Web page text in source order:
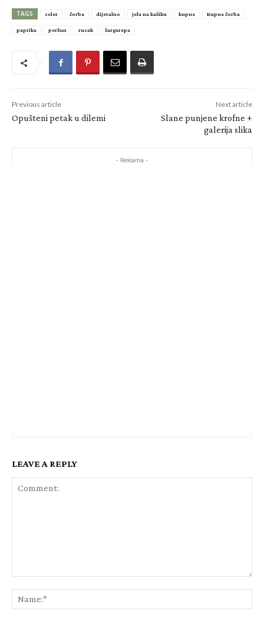
TAGS celer čorba dijetalno jela na kašiku kupus Kupus čorba
paprika peršun rucak šargarepa
Previous article
Opušteni petak u dilemi
Next article
Slane punjene krofne +
galerija slika
- Reklama -
LEAVE A REPLY